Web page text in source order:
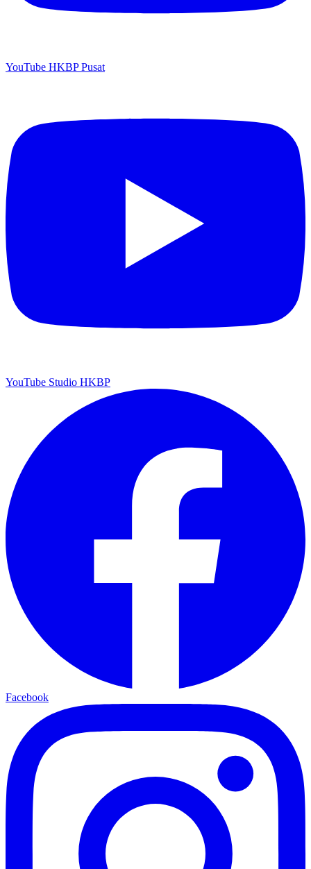
YouTube HKBP Pusat
YouTube Studio HKBP
Facebook